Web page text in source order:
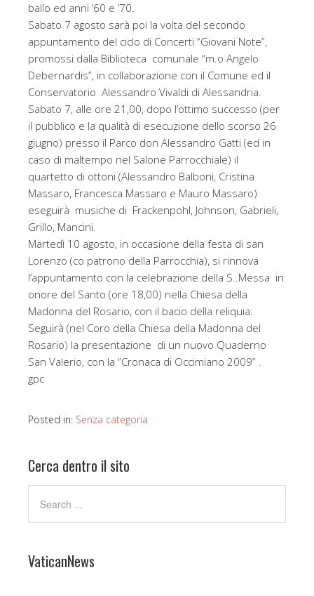
ballo ed anni ’60 e ’70.
Sabato 7 agosto sarà poi la volta del secondo
appuntamento del ciclo di Concerti “Giovani Note”,
promossi dalla Biblioteca comunale “m.o Angelo
Debernardis”, in collaborazione con il Comune ed il
Conservatorio Alessandro Vivaldi di Alessandria.
Sabato 7, alle ore 21,00, dopo l’ottimo successo (per
il pubblico e la qualità di esecuzione dello scorso 26
giugno) presso il Parco don Alessandro Gatti (ed in
caso di maltempo nel Salone Parrocchiale) il
quartetto di ottoni (Alessandro Balboni, Cristina
Massaro, Francesca Massaro e Mauro Massaro)
eseguirà musiche di Frackenpohl, Johnson, Gabrieli,
Grillo, Mancini.
Martedì 10 agosto, in occasione della festa di san
Lorenzo (co patrono della Parrocchia), si rinnova
l’appuntamento con la celebrazione della S..Messa in
onore del Santo (ore 18,00) nella Chiesa della
Madonna del Rosario, con il bacio della reliquia:
Seguirà (nel Coro della Chiesa della Madonna del
Rosario) la presentazione di un nuovo Quaderno
San Valerio, con la “Cronaca di Occimiano 2009” .
gpc
Posted in: Senza categoria
Cerca dentro il sito
VaticanNews